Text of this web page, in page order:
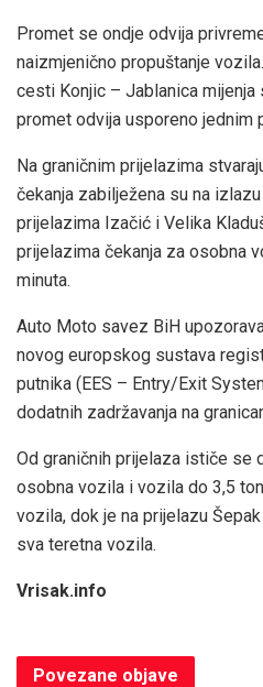
Promet se ondje odvija
naizmjenično propuštanje
cesti Konjic – Jablanica
promet odvija usporeno jednim
Na graničnim prijelazima
čekanja zabilježena su na
prijelazima Izačić i Velika
prijelazima čekanja za osobna
minuta.
Auto Moto savez BiH
novog europskog sustava
putnika (EES – Entry/Exit
dodatnih zadržavanja na
Od graničnih prijelaza ističe se
osobna vozila i vozila do 3,5
vozila, dok je na prijelazu
sva teretna vozila.
Vrisak.info
Povezane objave